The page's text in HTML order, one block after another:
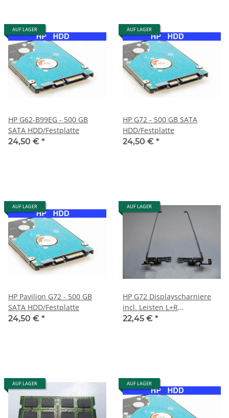
AUF LAGER
HP G62-B99EG - 500 GB
SATA HDD/Festplatte
24,50 € *
AUF LAGER
HP G72 - 500 GB SATA
HDD/Festplatte
24,50 € *
AUF LAGER
HP Pavilion G72 - 500 GB
SATA HDD/Festplatte
24,50 € *
AUF LAGER
HP G72 Displayscharniere
incl. Leisten L+R
22,45 € *
AUF LAGER AUF LAGER